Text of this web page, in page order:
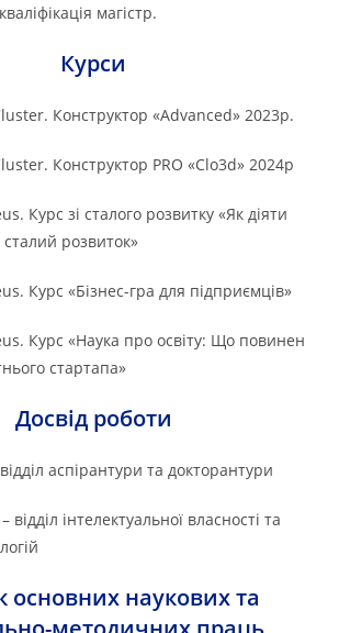
магістр.
Курси
Конструктор «Advanced» 2023р.
Конструктор PRO «Clo3d» 2024р
Курс зі сталого розвитку «Як діяти
сталий розвиток»
Курс «Бізнес-гра для підприємців»
Курс «Наука про освіту: Що повинен
стартапа»
Досвід роботи
аспірантури та докторантури
інтелектуальної власності та
основних наукових та